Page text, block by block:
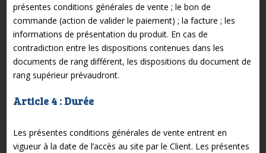
présentes conditions générales de vente ; le bon de
commande (action de valider le paiement) ; la facture ; les
informations de présentation du produit. En cas de
contradiction entre les dispositions contenues dans les
documents de rang différent, les dispositions du document de
rang supérieur prévaudront.
Article 4 : Durée
Les présentes conditions générales de vente entrent en
vigueur à la date de l’accès au site par le Client. Les présentes